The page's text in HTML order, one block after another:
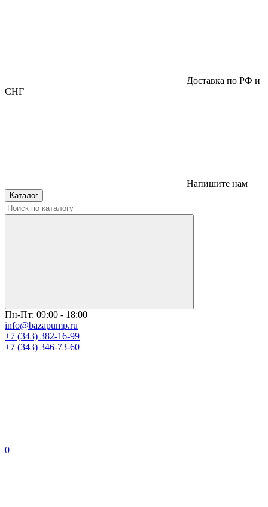
Доставка по РФ и
СНГ
Напишите нам
Каталог
Пн-Пт: 09:00 - 18:00
info@bazapump.ru
+7 (343) 382-16-99
+7 (343) 346-73-‬60
0